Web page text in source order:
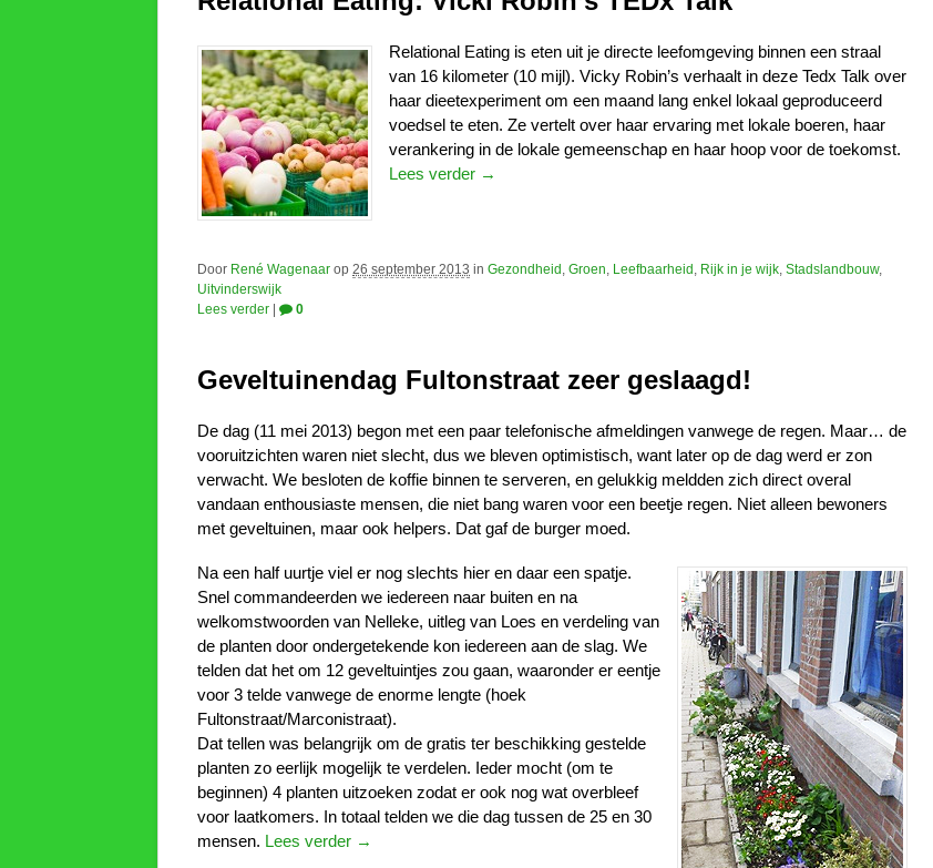
Relational Eating is eten uit je directe leefomgeving binnen een straal
van 16 kilometer (10 mijl). Vicky Robin’s verhaalt in deze Tedx Talk over
haar dieetexperiment om een maand lang enkel lokaal geproduceerd
voedsel te eten. Ze vertelt over haar ervaring met lokale boeren, haar
verankering in de lokale gemeenschap en haar hoop voor de toekomst.
Lees verder →
Door René Wagenaar op 26 september 2013 in Gezondheid , Groen, Leefbaarheid , Rijk in je wijk, Stadslandbouw,
Uitvinderswijk
Lees verder
0
Geveltuinendag Fultonstraat zeer geslaagd!
De dag (11 mei 2013) begon met een paar telefonische afmeldingen vanwege de regen. Maar… de
vooruitzichten waren niet slecht, dus we bleven optimistisch, want later op de dag werd er zon
verwacht. We besloten de koffie binnen te serveren, en gelukkig meldden zich direct overal
vandaan enthousiaste mensen, die niet bang waren voor een beetje regen. Niet alleen bewoners
met geveltuinen, maar ook helpers. Dat gaf de burger moed.
Na een half uurtje viel er nog slechts hier en daar een spatje.
Snel commandeerden we iedereen naar buiten en na
welkomstwoorden van Nelleke, uitleg van Loes en verdeling van
de planten door ondergetekende kon iedereen aan de slag. We
telden dat het om 12 geveltuintjes zou gaan, waaronder er eentje
voor 3 telde vanwege de enorme lengte (hoek
Fultonstraat/Marconistraat).
Dat tellen was belangrijk om de gratis ter beschikking gestelde
planten zo eerlijk mogelijk te verdelen. Ieder mocht (om te
beginnen) 4 planten uitzoeken zodat er ook nog wat overbleef
voor laatkomers. In totaal telden we die dag tussen de 25 en 30
mensen. Lees verder →